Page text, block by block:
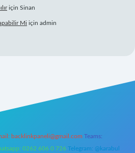
için Sinan
Mi için admin
backlinkpaneli@gmail.com Teams:
0262 606 0 726 Telegram: @karabul